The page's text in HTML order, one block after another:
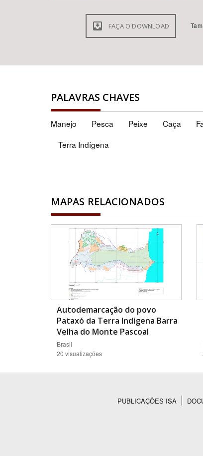
FAÇA O DOWNLOAD
PALAVRAS CHAVES
Manejo Pesca Peixe Caça
Terra Indígena
MAPAS RELACIONADOS
Autodemarcação do povo
Pataxó da Terra Indígena Barra
Velha do Monte Pascoal
Brasil
20 visualizações
PUBLICAÇÕES ISA